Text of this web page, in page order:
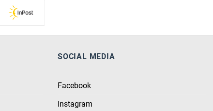
SOCIAL MEDIA
Facebook
Instagram